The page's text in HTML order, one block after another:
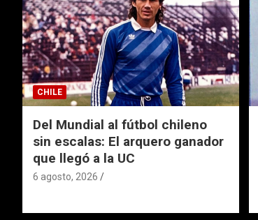
CHILE
Del Mundial al fútbol chileno
sin escalas: El arquero ganador
que llegó a la UC
6 agosto, 2026